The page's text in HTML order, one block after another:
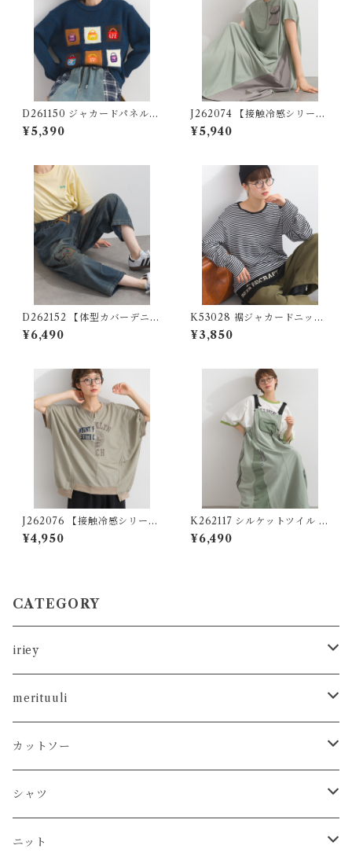
D261150 ジャカードパネルア
ートニットプルオーバー / Jac
quard Panel Art Knit Pullo
¥5,390
J262074 【接触冷感シリー
ズ】カノコ異素材切替フロン
トZIPワンピース / Cool-To
¥5,940
D262152 【体型カバーデニム
シリーズ】 刺繍ステッチデニ
ムパンツ / Embroidered Stit
¥6,490
K53028 裾ジャカードニット
切り替え30/-フライス長袖T
シャツ / Hem Jacquard Knit
¥3,850
J262076 【接触冷感シリー
ズ】リメイク風ドルマンハー
フZIPプリントプルオーバー /
¥4,950
K262117 シルケットツイル ラ
インテープ切替リメイク風ジ
ャンパースカート / Silket-Fin
¥6,490
CATEGORY
iriey
カットソー
タンクトップ
Tシャツ
シャツ
シャツ
プルオーバー
ニット
プルオーバー
ボトム
merituuli
カットソー
カーディガン
プルオーバー
シャツ
ニット
カットソー
タンクトップ
Tシャツ
シャツ
シャツ
ニット